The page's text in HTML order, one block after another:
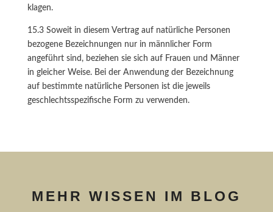
klagen.
15.3 Soweit in diesem Vertrag auf natürliche Personen
bezogene Bezeichnungen nur in männlicher Form
angeführt sind, beziehen sie sich auf Frauen und Männer
in gleicher Weise. Bei der Anwendung der Bezeichnung
auf bestimmte natürliche Personen ist die jeweils
geschlechtsspezifische Form zu verwenden.
MEHR WISSEN IM BLOG